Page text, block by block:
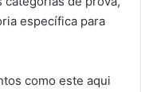
específica para
como este aqui